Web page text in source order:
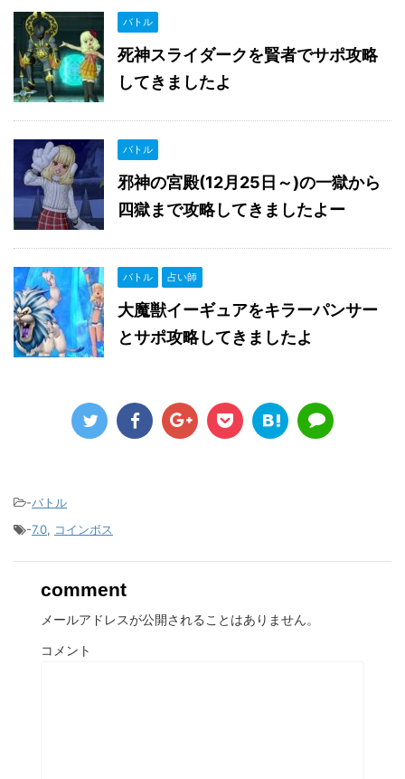
バトル
死神スライダークを賢者でサポ攻略
してきましたよ
バトル
邪神の宮殿(12月25日～)の一獄から
四獄まで攻略してきましたよー
バトル 占い師
大魔獣イーギュアをキラーパンサー
とサポ攻略してきましたよ
-バトル
-7.0, コインボス
comment
メールアドレスが公開されることはありません。
コメント